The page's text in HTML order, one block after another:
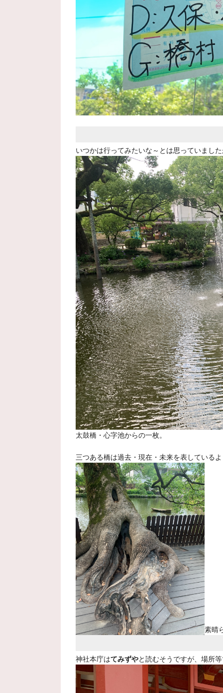
いつかは行ってみたいな～とは思っていまし
太鼓橋・心字池からの一枚。
三つある橋は過去・現在・未来を表している
素晴
神社本庁はてみずやと読むそうですが、場所